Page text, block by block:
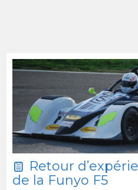
Retour
de la Funyo F5